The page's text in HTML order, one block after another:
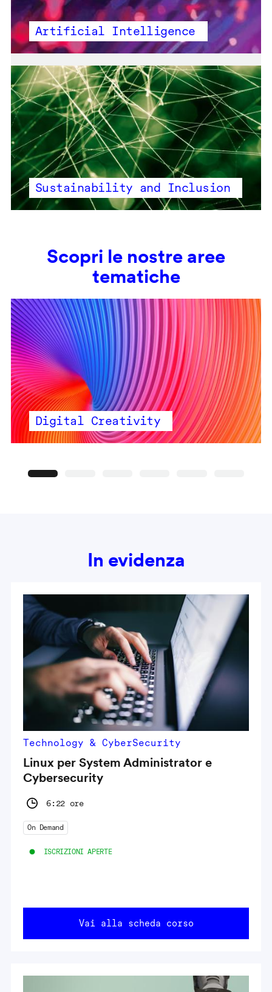
Artificial Intelligence
Sustainability and Inclusion
Scopri le nostre aree
tematiche
Digital Creativity
In evidenza
Technology & CyberSecurity
Linux per System Administrator e
Cybersecurity
6:22 ore
On Demand
ISCRIZIONI APERTE
Vai alla scheda corso